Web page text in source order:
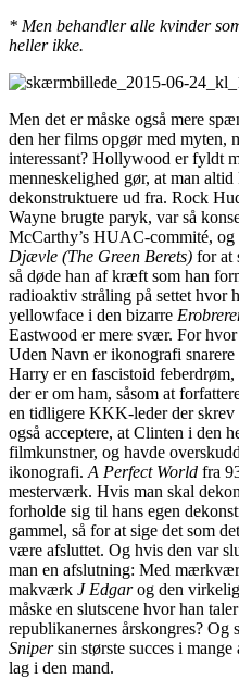
* Men behandler alle kvinder
heller ikke.
Men det er måske også mere
den her films opgør med myten,
interessant? Hollywood er fyldt
menneskelighed gør, at man
dekonstruktuere ud fra. Rock
Wayne brugte paryk, var så
McCarthy’s HUAC-commité,
Djævle (The Green Berets) for at
så døde han af kræft som han
radioaktiv stråling på settet hvor
yellowface i den bizarre
Eastwood er mere svær. For
Uden Navn er ikonografi
Harry er en fascistoid
der er om ham, såsom at
en tidligere KKK-leder der skrev
også acceptere, at Clinten i den
filmkunstner, og havde
ikonografi. A Perfect World fra
mesterværk. Hvis man skal
forholde sig til hans egen
gammel, så for at sige det som
være afsluttet. Og hvis den var
man en afslutning: Med
makværk J Edgarog den
måske en slutscene hvor han
republikanernes årskongres? Og
Snipersin største succes i
lag i den mand.